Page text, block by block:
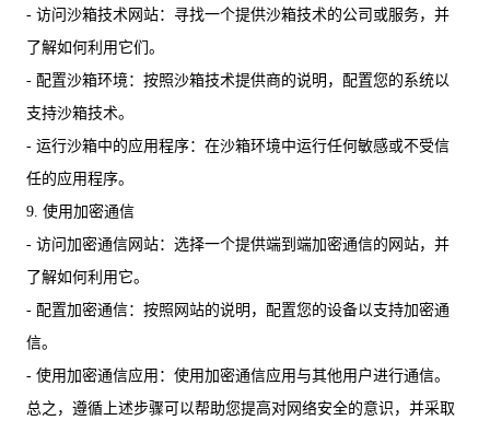
- 访问沙箱技术网站：寻找一个提供沙箱技术的公司或服务，并
了解如何利用它们。
- 配置沙箱环境：按照沙箱技术提供商的说明，配置您的系统以
支持沙箱技术。
- 运行沙箱中的应用程序：在沙箱环境中运行任何敏感或不受信
任的应用程序。
9. 使用加密通信
- 访问加密通信网站：选择一个提供端到端加密通信的网站，并
了解如何利用它。
- 配置加密通信：按照网站的说明，配置您的设备以支持加密通
信。
- 使用加密通信应用：使用加密通信应用与其他用户进行通信。
总之，遵循上述步骤可以帮助您提高对网络安全的意识，并采取